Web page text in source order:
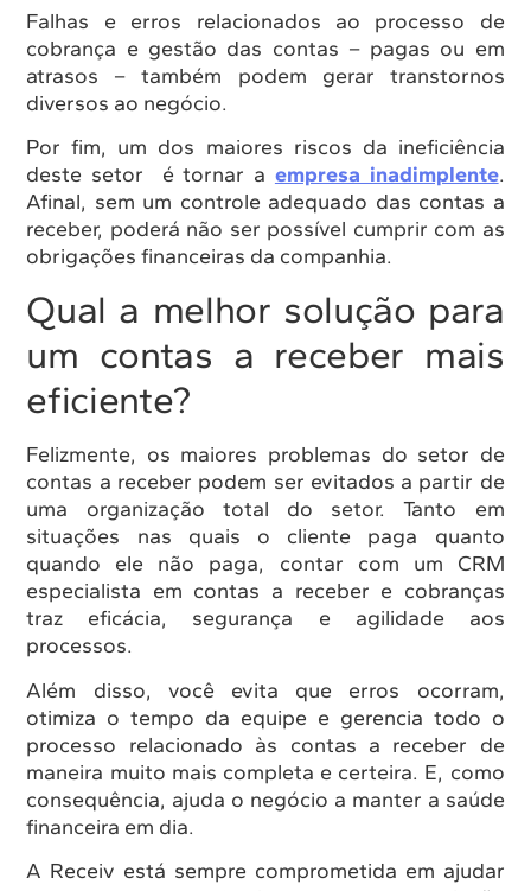
Falhas e erros relacionados ao processo de
cobrança e gestão das contas – pagas ou em
atrasos – também podem gerar transtornos
diversos ao negócio.
Por fim, um dos maiores riscos da ineficiência
deste setor é tornar a empresa inadimplente.
Afinal, sem um controle adequado das contas a
receber, poderá não ser possível cumprir com as
obrigações financeiras da companhia.
Qual a melhor solução para
um contas a receber mais
eficiente?
Felizmente, os maiores problemas do setor de
contas a receber podem ser evitados a partir de
uma organização total do setor. Tanto em
situações nas quais o cliente paga quanto
quando ele não paga, contar com um CRM
especialista em contas a receber e cobranças
traz eficácia, segurança e agilidade aos
processos.
Além disso, você evita que erros ocorram,
otimiza o tempo da equipe e gerencia todo o
processo relacionado às contas a receber de
maneira muito mais completa e certeira. E, como
consequência, ajuda o negócio a manter a saúde
financeira em dia.
A Receiv está sempre comprometida em ajudar